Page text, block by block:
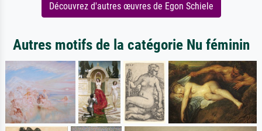
Découvrez d'autres œuvres de Egon Schiele
Autres motifs de la catégorie Nu féminin